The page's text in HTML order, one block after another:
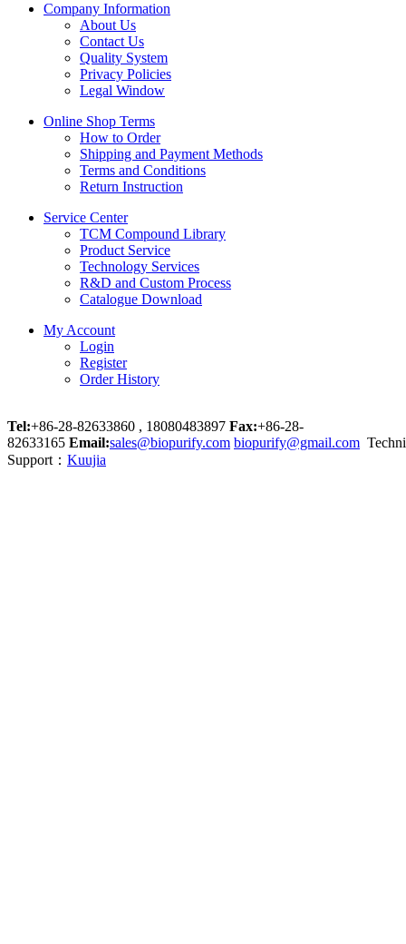
Company Information
About Us
Contact Us
Quality System
Privacy Policies
Legal Window
Online Shop Terms
How to Order
Shipping and Payment Methods
Terms and Conditions
Return Instruction
Service Center
TCM Compound Library
Product Service
Technology Services
R&D and Custom Process
Catalogue Download
My Account
Login
Register
Order History
Tel:+86-28-82633860 , 18080483897 Fax:+86-28-
82633165 Email:sales@biopurify.com biopurify@gmail.com
Support： Kuujia